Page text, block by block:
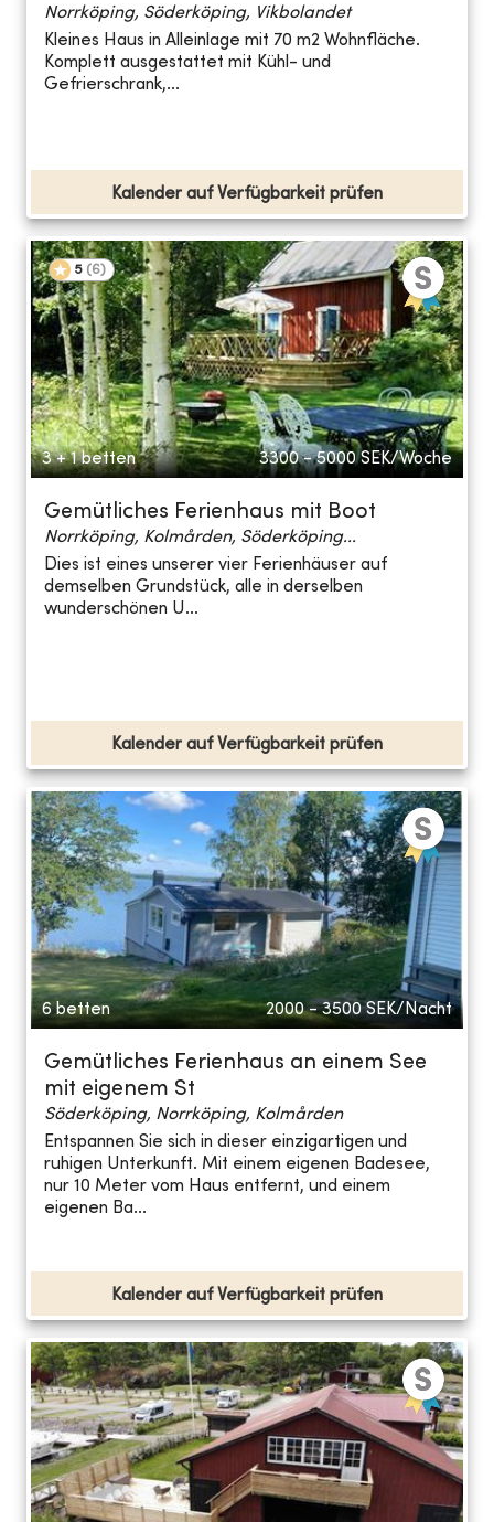
Norrköping, Söderköping, Vikbolandet
Kleines Haus in Alleinlage mit 70 m2 Wohnfläche.
Komplett ausgestattet mit Kühl- und
Gefrierschrank,...
Kalender auf Verfügbarkeit prüfen
5 (6)
3 + 1 betten 3300 - 5000 SEK/Woche
Gemütliches Ferienhaus mit Boot
Norrköping, Kolmården, Söderköping...
Dies ist eines unserer vier Ferienhäuser auf
demselben Grundstück, alle in derselben
wunderschönen U...
Kalender auf Verfügbarkeit prüfen
6 betten 2000 - 3500 SEK/Nacht
Gemütliches Ferienhaus an einem See
mit eigenem St
Söderköping, Norrköping, Kolmården
Entspannen Sie sich in dieser einzigartigen und
ruhigen Unterkunft. Mit einem eigenen Badesee,
nur 10 Meter vom Haus entfernt, und einem
eigenen Ba...
Kalender auf Verfügbarkeit prüfen